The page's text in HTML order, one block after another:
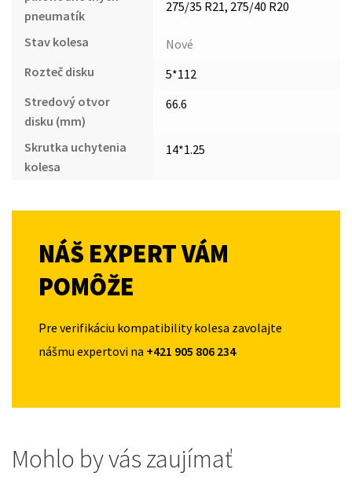
pneumatík
275/35 R21, 275/40 R20
Stav kolesa
Nové
Rozteč disku
5*112
Stredový otvor
disku (mm)
66.6
Skrutka uchytenia
kolesa
14*1.25
NÁŠ EXPERT VÁM
POMÔŽE
Pre verifikáciu kompatibility kolesa zavolajte
nášmu expertovi na +421 905 806 234
Mohlo by vás zaujímať